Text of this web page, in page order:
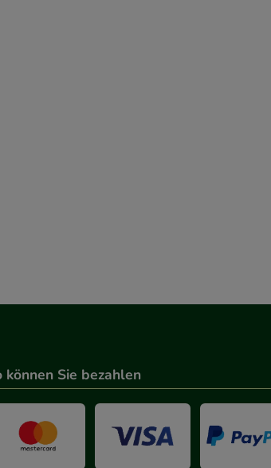
können Sie bezahlen